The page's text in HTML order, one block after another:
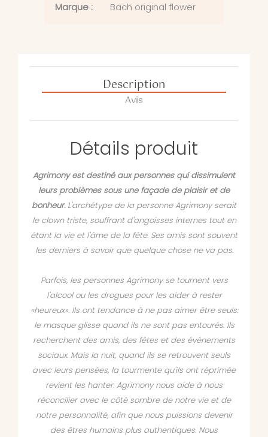
Marque :
Bach original flower
Description
Avis
Détails produit
Agrimony est destiné aux personnes qui dissimulent
leurs problèmes sous une façade de plaisir et de
bonheur.L'archétype de la personne Agrimony serait
le clown triste, souffrant d'angoisses internes tout en
étant la vie et l'âme de la fête. Ses amis sont souvent
les derniers à savoir que quelque chose ne va pas.
Parfois, les personnes Agrimony se tournent vers
l'alcool ou les drogues pour les aider à rester
«heureux». Ils ont tendance à ne pas aimer être seuls:
le masque glisse quand ils ne sont pas entourés. Ils
recherchent des amis, des fêtes et des événements
sociaux. Mais la nuit, quand ils se retrouvent seuls
avec leurs pensées, la tourmente qu'ils ont réprimée
revient les hanter. Agrimony nous aide à nous
réconcilier avec le côté sombre de notre vie et de
notre personnalité, afin que nous puissions devenir
des êtres humains plus authentiques. Nous